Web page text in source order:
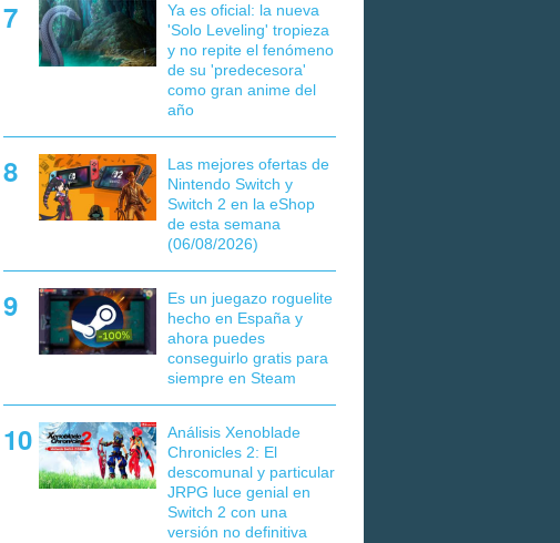
Ya es oficial: la nueva
'Solo Leveling' tropieza
y no repite el fenómeno
de su 'predecesora'
como gran anime del
año
Las mejores ofertas de
Nintendo Switch y
Switch 2 en la eShop
de esta semana
(06/08/2026)
Es un juegazo roguelite
hecho en España y
ahora puedes
conseguirlo gratis para
siempre en Steam
Análisis Xenoblade
Chronicles 2: El
descomunal y particular
JRPG luce genial en
Switch 2 con una
versión no definitiva